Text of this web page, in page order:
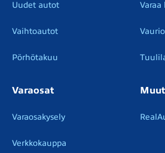
Uudet autot
Vaihtoautot
Pörhötakuu
Varaosat
Varaosakysely
Verkkokauppa